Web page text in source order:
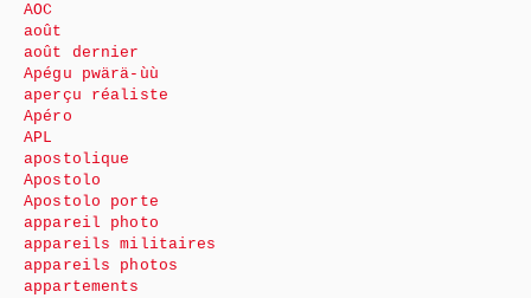
AOC
août
août dernier
Apégu pwärä-ùù
aperçu réaliste
Apéro
APL
apostolique
Apostolo
Apostolo porte
appareil photo
appareils militaires
appareils photos
appartements